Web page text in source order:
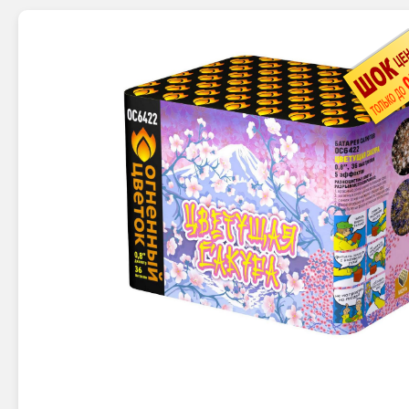
Фейерверки на свадьбу
Фейерверк-шоу
Батареи салютов
Цветной дым
Батареи салютов
Маленькие фейерверки
Средние фейерверки
Большие фейерверки
Петарды
Терочные
Корсары
Жуки
Цветной